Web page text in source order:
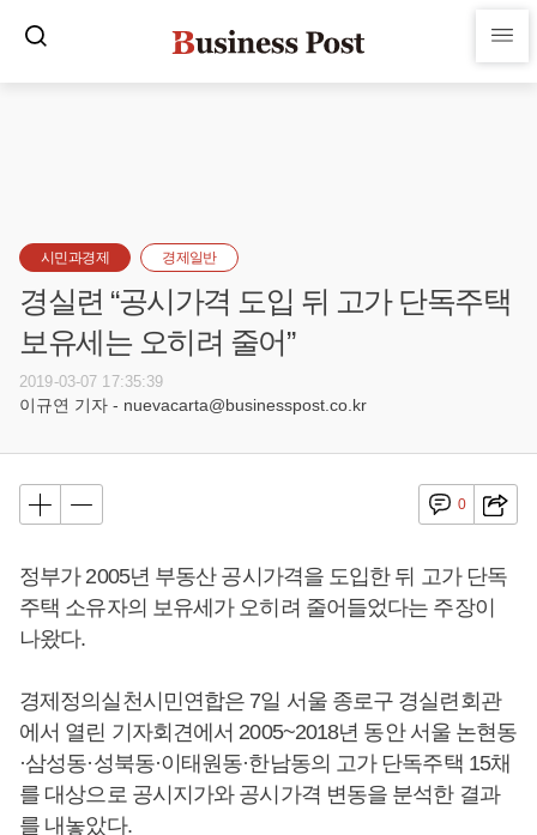
시민과경제 경제일반
경실련 “공시가격 도입 뒤 고가 단독주택
보유세는 오히려 줄어”
2019-03-07 17:35:39
이규연 기자 - nuevacarta@businesspost.co.kr
0
정부가 2005년 부동산 공시가격을 도입한 뒤 고가 단독
주택 소유자의 보유세가 오히려 줄어들었다는 주장이
나왔다.
경제정의실천시민연합은 7일 서울 종로구 경실련회관
에서 열린 기자회견에서 2005~2018년 동안 서울 논현동
·삼성동·성북동·이태원동·한남동의 고가 단독주택 15채
를 대상으로 공시지가와 공시가격 변동을 분석한 결과
를 내놓았다.